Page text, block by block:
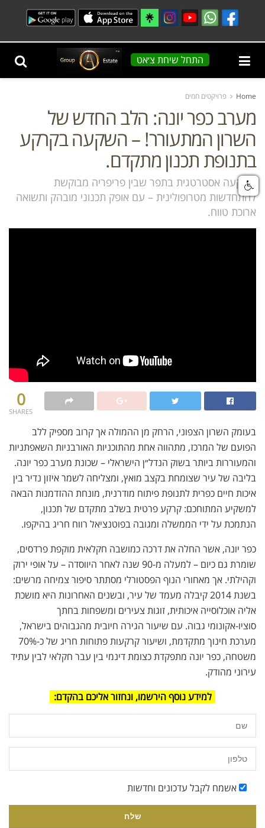
התחל שיחת צ׳אט
Home פרויקטים חמים
מערב כפר יונה: הלב החדש של
השרון המתעורר! – השקעה בקרקע
בתנופת תכנון מתקדם.
השקעה אסטרטגית בתפר שבין פריפריה מבוקשת
להתחדשות מטרופולינית – עם אופק תכנוני מובהק ותשואה
ארוכת טווח.
0
SHARES
בעומק השרון הצפוני, הרחק מן ההמולה אך קרוב מספיק ללב
הפועם של המרכז, מתהווה אחת מהתוכניות האורבניות השאפתניות
והמעוררות ביותר בשוק הנדל״ן הישראלי – שכונת מערב כפר יונה.
בליבה של עיר שצומחת בקצב מואץ, ומצליחה לשמר איזון נדיר בין
איכות חיים כפרית לתנופת פיתוח מודרנית, מונחת ההזדמנות הבאה
למשקיע המתוחכם: קרקע פרטית בשלב מתקדם של תכנון,
הנתמכת על ידי הממשלה ומגובה בפוטנציאל רווח חריג בהיקפו.
כפר יונה, אשר החלה את דרכה כמושבה חקלאית מוקפת פרדסים,
שומרת גם כיום – למעלה מ-90 שנה לאחר היווסדה – על אופי ירוק
וקהילתי. אך מאחורי הנוף הפסטורלי מסתתר סיפור צמיחה מרשים:
בשנת 2014 קיבלה מעמד של עיר, ובשנים האחרונות היא מושכת
אליה אוכלוסייה איכותית, זוגות צעירים ומשפחות בחתך
סוציו-אקונומי גבוה. עם שיעור הגירה חיובית מהגבוהים בישראל,
מערכת חינוך מתקדמת, ושיעור קרקעות פתוחות חריג של כ-70%
משטחה, כפר יונה מתפקדת כצומת דינמי בין עבר חקלאי לבין עתיד
עירוני מהודק.
למידע נוסף הירשמו, ונחזור אליכם בהקדם:
אשמח לקבל עדכונים וחדשות